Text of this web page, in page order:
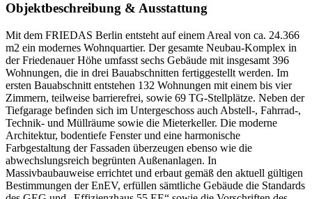
Objektbeschreibung & Ausstattung
Mit dem FRIEDAS Berlin entsteht auf einem Areal von ca. 24.366
m2 ein modernes Wohnquartier. Der gesamte Neubau-Komplex in
der Friedenauer Höhe umfasst sechs Gebäude mit insgesamt 396
Wohnungen, die in drei Bauabschnitten fertiggestellt werden. Im
ersten Bauabschnitt entstehen 132 Wohnungen mit einem bis vier
Zimmern, teilweise barrierefrei, sowie 69 TG-Stellplätze. Neben der
Tiefgarage befinden sich im Untergeschoss auch Abstell-, Fahrrad-,
Technik- und Müllräume sowie die Mieterkeller. Die moderne
Architektur, bodentiefe Fenster und eine harmonische
Farbgestaltung der Fassaden überzeugen ebenso wie die
abwechslungsreich begrünten Außenanlagen. In
Massivbaubauweise errichtet und erbaut gemäß den aktuell gültigen
Bestimmungen der EnEV, erfüllen sämtliche Gebäude die Standards